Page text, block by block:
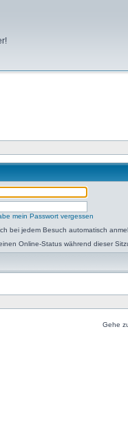
mein Passwort vergessen
bei jedem Besuch automatisch
Online-Status während dieser
Gehe